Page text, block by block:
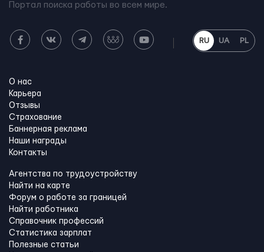
Портал поиска работы во всем мире.
RU UA PL
О нас
Карьера
Отзывы
Страхование
Баннерная реклама
Наши награды
Контакты
Агентства по трудоустройству
Найти на карте
Форум о работе за границей
Найти работника
Справочник профессий
Статистика зарплат
Полезные статьи